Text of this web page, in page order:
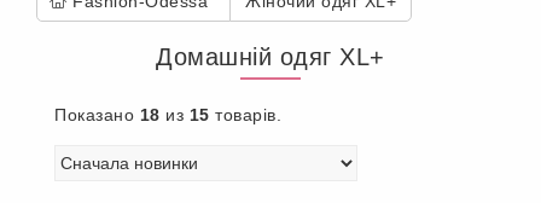
Домашній одяг XL+
Показано 18 из 15 товарів.